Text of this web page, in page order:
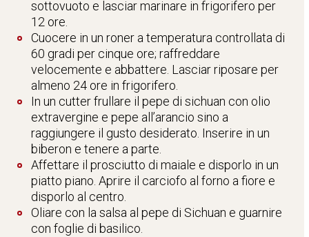
sottovuoto e lasciar marinare in frigorifero per
12 ore.
Cuocere in un roner a temperatura controllata di
60 gradi per cinque ore; raffreddare
velocemente e abbattere. Lasciar riposare per
almeno 24 ore in frigorifero.
In un cutter frullare il pepe di sichuan con olio
extravergine e pepe all’arancio sino a
raggiungere il gusto desiderato. Inserire in un
biberon e tenere a parte.
Affettare il prosciutto di maiale e disporlo in un
piatto piano. Aprire il carciofo al forno a fiore e
disporlo al centro.
Oliare con la salsa al pepe di Sichuan e guarnire
con foglie di basilico.